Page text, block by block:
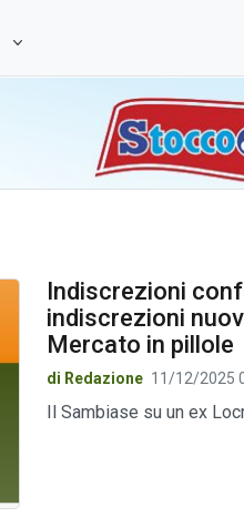
Indiscrezioni
indiscrezioni
Mercato in pillole
di Redazione 11/12/2025
Il Sambiase su un ex